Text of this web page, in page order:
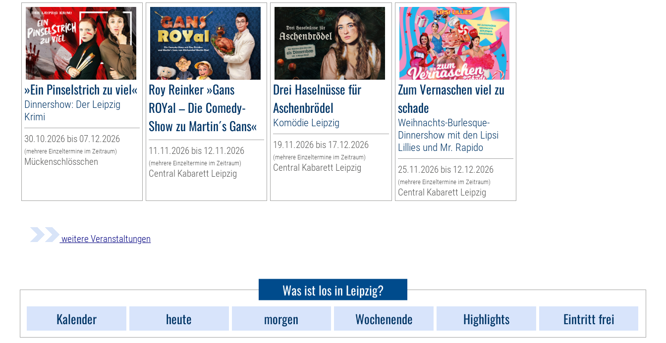
»Ein Pinselstrich zu viel«
Dinnershow: Der Leipzig
Krimi
30.10.2026 bis 07.12.2026
(mehrere Einzeltermine im Zeitraum)
Mückenschlösschen
Roy Reinker »Gans
ROYal – Die Comedy-
Show zu Martin´s Gans«
11.11.2026 bis 12.11.2026
(mehrere Einzeltermine im Zeitraum)
Central Kabarett Leipzig
Drei Haselnüsse für
Aschenbrödel
Komödie Leipzig
19.11.2026 bis 17.12.2026
(mehrere Einzeltermine im Zeitraum)
Central Kabarett Leipzig
Zum Vernaschen viel zu
schade
Weihnachts-Burlesque-
Dinnershow mit den Lipsi
Lillies und Mr. Rapido
25.11.2026 bis 12.12.2026
(mehrere Einzeltermine im Zeitraum)
Central Kabarett Leipzig
weitere Veranstaltungen
Was ist los in Leipzig?
Kalender
heute morgen Wochenende Highlights Eintritt frei